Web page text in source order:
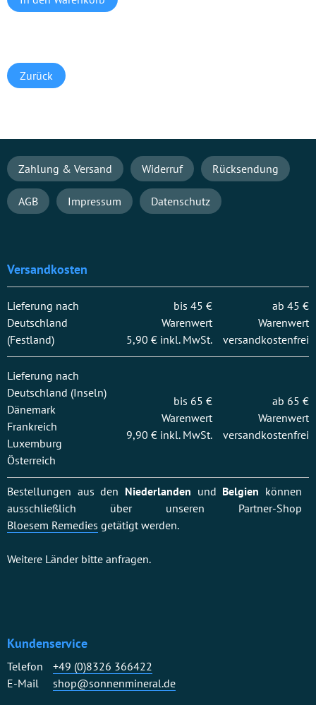
Zurück
Navigation
überspringen
Zahlung & Versand Widerruf Rücksendung
AGB Impressum Datenschutz
Versandkosten
Lieferung nach
Deutschland
(Festland)
bis 45 €
Warenwert
5,90 € inkl. MwSt.
ab 45 €
Warenwert
versandkostenfrei
Lieferung nach
Deutschland (Inseln)
Dänemark
Frankreich
Luxemburg
Österreich
bis 65 €
Warenwert
9,90 € inkl. MwSt.
ab 65 €
Warenwert
versandkostenfrei
Bestellungen aus den Niederlanden und Belgien können
ausschließlich über unseren Partner-Shop
Bloesem Remedies getätigt werden.
Weitere Länder bitte anfragen.
Kundenservice
Telefon
+49 (0)8326 366422
E-Mail
shop@sonnenmineral.de